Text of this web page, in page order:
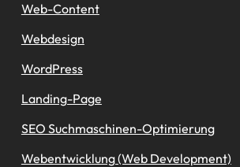
Web-Content
Webdesign
WordPress
Landing-Page
SEO Suchmaschinen-Optimierung
Webentwicklung (Web Development)